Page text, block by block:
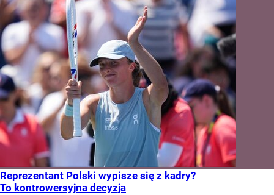
Reprezentant Polski wypisze się z kadry?
To kontrowersyjna decyzja